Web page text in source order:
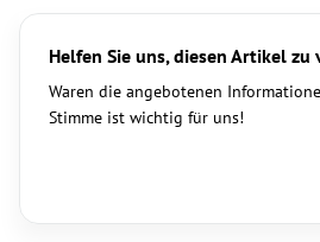
Helfen Sie uns, diesen Artikel zu
Waren die angebotenen
Stimme ist wichtig für uns!